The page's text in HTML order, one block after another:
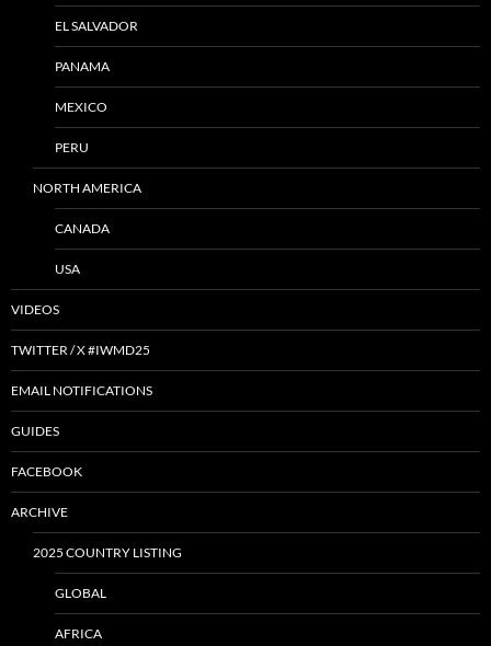
EL SALVADOR
PANAMA
MEXICO
PERU
NORTH AMERICA
CANADA
USA
VIDEOS
TWITTER / X #IWMD25
EMAIL NOTIFICATIONS
GUIDES
FACEBOOK
ARCHIVE
2025 COUNTRY LISTING
GLOBAL
AFRICA